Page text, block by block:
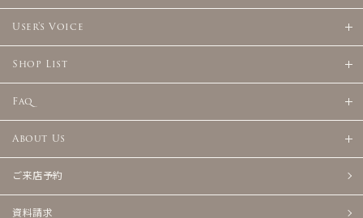
User's Voice
Shop List
Faq
About Us
ご来店予約
資料請求